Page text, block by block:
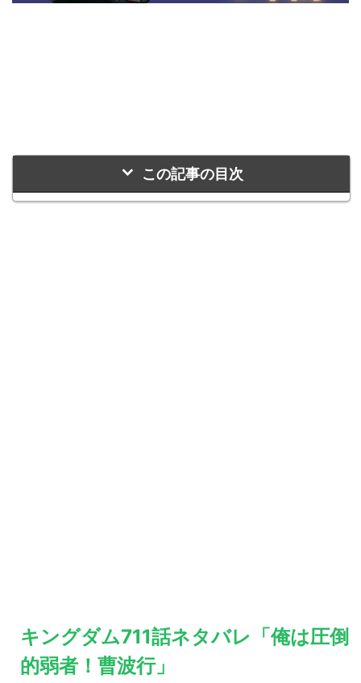
この記事の目次
キングダム711話ネタバレ「俺は圧倒
的弱者！曹波行」